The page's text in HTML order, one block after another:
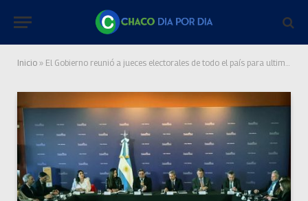
Inicio » El Gobierno reunió a jueces electorales de todo el país para ultimar detalles de la Boleta Única